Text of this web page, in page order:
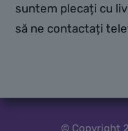
suntem plecați cu
să ne contactați
© Copyright